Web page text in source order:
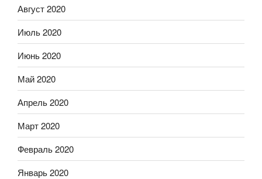
Август 2020
Июль 2020
Июнь 2020
Май 2020
Апрель 2020
Март 2020
Февраль 2020
Январь 2020